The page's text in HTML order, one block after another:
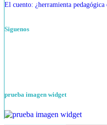
El cuento: ¿herramienta pedagógica
Siguenos
prueba imagen widget